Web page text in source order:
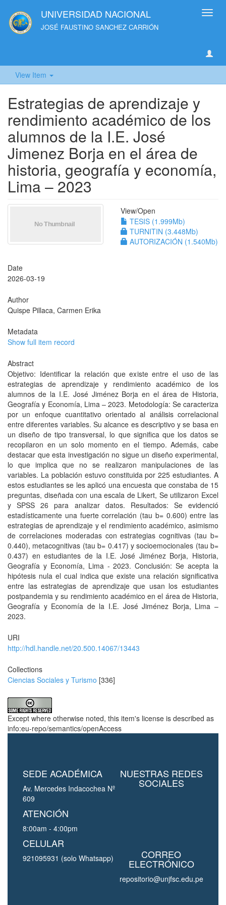
UNIVERSIDAD NACIONAL
JOSÉ FAUSTINO SANCHEZ CARRIÓN
View Item
Estrategias de aprendizaje y
rendimiento académico de los
alumnos de la I.E. José
Jimenez Borja en el área de
historia, geografía y economía,
Lima – 2023
View/Open
TESIS (1.999Mb)
TURNITIN (3.448Mb)
AUTORIZACIÓN (1.540Mb)
Date
2026-03-19
Author
Quispe Pillaca, Carmen Erika
Metadata
Show full item record
Abstract
Objetivo: Identificar la relación que existe entre el uso de las
estrategias de aprendizaje y rendimiento académico de los
alumnos de la I.E. José Jiménez Borja en el área de Historia,
Geografía y Economía, Lima – 2023. Metodología: Se caracteriza
por un enfoque cuantitativo orientado al análisis correlacional
entre diferentes variables. Su alcance es descriptivo y se basa en
un diseño de tipo transversal, lo que significa que los datos se
recopilaron en un solo momento en el tiempo. Además, cabe
destacar que esta investigación no sigue un diseño experimental,
lo que implica que no se realizaron manipulaciones de las
variables. La población estuvo constituida por 225 estudiantes. A
estos estudiantes se les aplicó una encuesta que constaba de 15
preguntas, diseñada con una escala de Likert, Se utilizaron Excel
y SPSS 26 para analizar datos. Resultados: Se evidenció
estadísticamente una fuerte correlación (tau b= 0.600) entre las
estrategias de aprendizaje y el rendimiento académico, asimismo
de correlaciones moderadas con estrategias cognitivas (tau b=
0.440), metacognitivas (tau b= 0.417) y socioemocionales (tau b=
0.437) en estudiantes de la I.E. José Jiménez Borja, Historia,
Geografía y Economía, Lima - 2023. Conclusión: Se acepta la
hipótesis nula el cual indica que existe una relación significativa
entre las estrategias de aprendizaje que usan los estudiantes
postpandemia y su rendimiento académico en el área de Historia,
Geografía y Economía de la I.E. José Jiménez Borja, Lima –
2023.
URI
http://hdl.handle.net/20.500.14067/13443
Collections
Ciencias Sociales y Turismo [336]
Except where otherwise noted, this item's license is described as
info:eu-repo/semantics/openAccess
SEDE ACADÉMICA
Av. Mercedes Indacochea Nº
609
ATENCIÓN
8:00am - 4:00pm
CELULAR
921095931 (solo Whatsapp)
NUESTRAS REDES
SOCIALES
CORREO
ELECTRÓNICO
repositorio@unjfsc.edu.pe